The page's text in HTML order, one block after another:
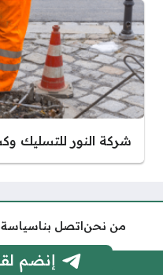
شركة النور للتسليك
من نحناتصل بنا
إنضم